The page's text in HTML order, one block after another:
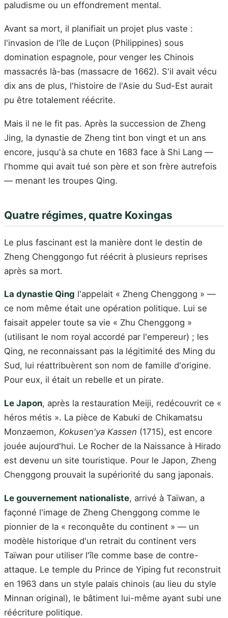
paludisme ou un effondrement mental.
Avant sa mort, il planifiait un projet plus vaste :
l'invasion de l'île de Luçon (Philippines) sous
domination espagnole, pour venger les Chinois
massacrés là-bas (massacre de 1662). S'il avait vécu
dix ans de plus, l'histoire de l'Asie du Sud-Est aurait
pu être totalement réécrite.
Mais il ne le fit pas. Après la succession de Zheng
Jing, la dynastie de Zheng tint bon vingt et un ans
encore, jusqu'à sa chute en 1683 face à Shi Lang —
l'homme qui avait tué son père et son frère autrefois
— menant les troupes Qing.
Quatre régimes, quatre Koxingas
Le plus fascinant est la manière dont le destin de
Zheng Chenggongo fut réécrit à plusieurs reprises
après sa mort.
La dynastie Qing l'appelait « Zheng Chenggong » —
ce nom même était une opération politique. Lui se
faisait appeler toute sa vie « Zhu Chenggong »
(utilisant le nom royal accordé par l'empereur) ; les
Qing, ne reconnaissant pas la légitimité des Ming du
Sud, lui réattribuèrent son nom de famille d'origine.
Pour eux, il était un rebelle et un pirate.
Le Japon, après la restauration Meiji, redécouvrit ce «
héros métis ». La pièce de Kabuki de Chikamatsu
Monzaemon, Kokusen'ya Kassen (1715), est encore
jouée aujourd'hui. Le Rocher de la Naissance à Hirado
est devenu un site touristique. Pour le Japon, Zheng
Chenggong prouvait la supériorité du sang japonais.
Le gouvernement nationaliste, arrivé à Taïwan, a
façonné l'image de Zheng Chenggong comme le
pionnier de la « reconquête du continent » — un
modèle historique d'un retrait du continent vers
Taïwan pour utiliser l'île comme base de contre-
attaque. Le temple du Prince de Yiping fut reconstruit
en 1963 dans un style palais chinois (au lieu du style
Minnan original), le bâtiment lui-même ayant subi une
réécriture politique.